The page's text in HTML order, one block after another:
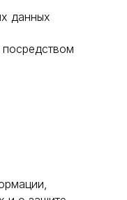
данных